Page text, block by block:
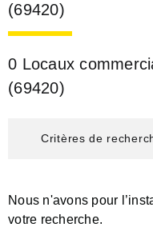
(69420)
0 Locaux
(69420)
Critères de
Nous n'avons pour
votre recherche.